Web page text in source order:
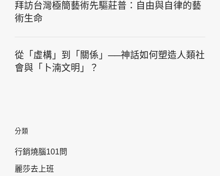
拜訪台灣極簡藝術先驅莊普：自由與自律的藝
術生命
從「虛構」到「關係」──神話如何塑造人類社
會與「卜湳文明」？
分類
行銷燒腦101問
麗莎去上班